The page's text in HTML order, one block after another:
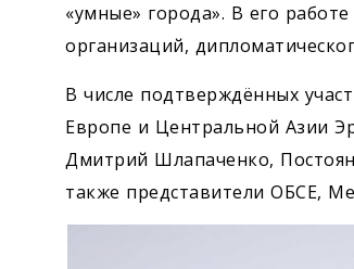
«умные» города». В его
организаций,
В числе подтверждённых
Европе и Центральной Азии
Дмитрий Шлапаченко,
также представители ОБСЕ,